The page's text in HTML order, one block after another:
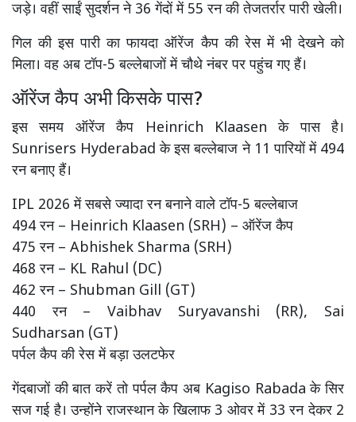
जड़े। वहीं साईं सुदर्शन ने 36 गेंदों में 55 रन की तेजतर्रार पारी खेली।
गिल की इस पारी का फायदा ऑरेंज कैप की रेस में भी देखने को
मिला। वह अब टॉप-5 बल्लेबाजों में चौथे नंबर पर पहुंच गए हैं।
ऑरेंज कैप अभी किसके पास?
इस समय ऑरेंज कैप Heinrich Klaasen के पास है।
Sunrisers Hyderabad के इस बल्लेबाज ने 11 पारियों में 494
रन बनाए हैं।
IPL 2026 में सबसे ज्यादा रन बनाने वाले टॉप-5 बल्लेबाज
494 रन – Heinrich Klaasen (SRH) – ऑरेंज कैप
475 रन – Abhishek Sharma (SRH)
468 रन – KL Rahul (DC)
462 रन – Shubman Gill (GT)
440 रन – Vaibhav Suryavanshi (RR), Sai
Sudharsan (GT)
पर्पल कैप की रेस में बड़ा उलटफेर
गेंदबाजों की बात करें तो पर्पल कैप अब Kagiso Rabada के सिर
सज गई है। उन्होंने राजस्थान के खिलाफ 3 ओवर में 33 रन देकर 2